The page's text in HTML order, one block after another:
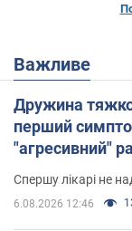
Важливе
Дружина
перший
"агресивний"
Спершу лікарі не
6.08.2026 12:46